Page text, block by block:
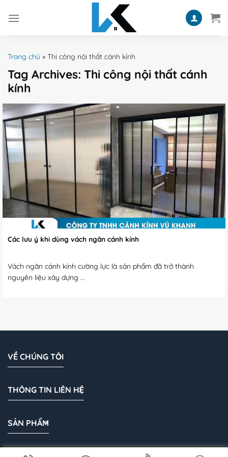
Trang chủ » Thi công nội thất cánh kính
Tag Archives: Thi công nội thất cánh
kính
Các lưu ý khi dùng vách ngăn cánh kính
Vách ngăn cánh kính cường lực là sản phẩm đã trở thành
nguyên liệu xây dựng ...
VỀ CHÚNG TÔI
THÔNG TIN LIÊN HỆ
SẢN PHẨM